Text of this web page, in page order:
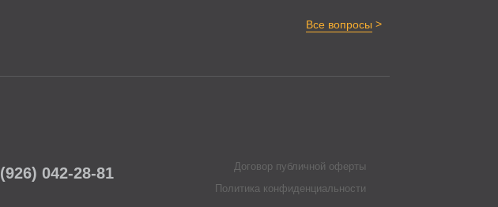
Все вопросы >
042-28-81
Договор публичной оферты
Политика конфиденциальности